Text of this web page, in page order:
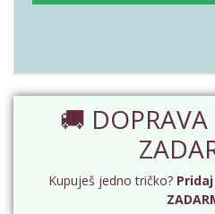
🚚
Kupuješ jedno tričko?